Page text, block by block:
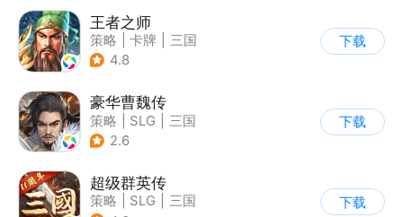
王者之师
策略 卡牌
三国
| 中国风
4.8
下载
豪华曹魏传
策略 SLG
三国
| 剧情
2.6
下载
超级群英传
策略 SLG
三国
下载